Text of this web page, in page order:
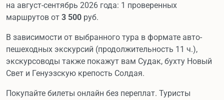
на август-сентябрь 2026 года: 1 проверенных
маршрутов от 3 500 руб.
В зависимости от выбранного тура в формате авто-
пешеходных экскурсий (продолжительность 11 ч.),
экскурсоводы также покажут вам Судак, бухту Новый
Свет и Генуэзскую крепость Солдая.
Покупайте билеты онлайн без переплат. Туристы